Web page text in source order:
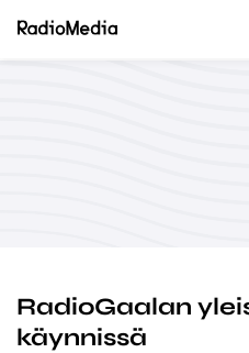
RadioGaalan
käynnissä